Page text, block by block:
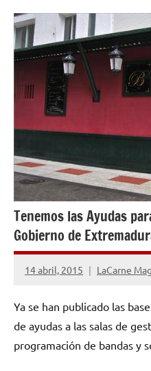
NOTICIAS
Tenemos las Ayudas
Gobierno de
14 abril, 2015 LaCarne
No
comentarios
Ya se han publicado las
de ayudas a las salas de
programación de bandas y